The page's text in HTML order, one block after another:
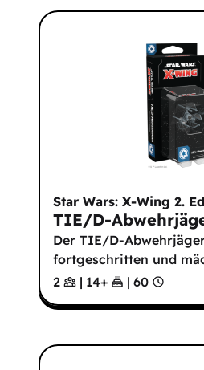
Star Wars: X-Wing 2.
TIE/D-
Der TIE/D-
fortgeschritten und
2
| 14+ | 60